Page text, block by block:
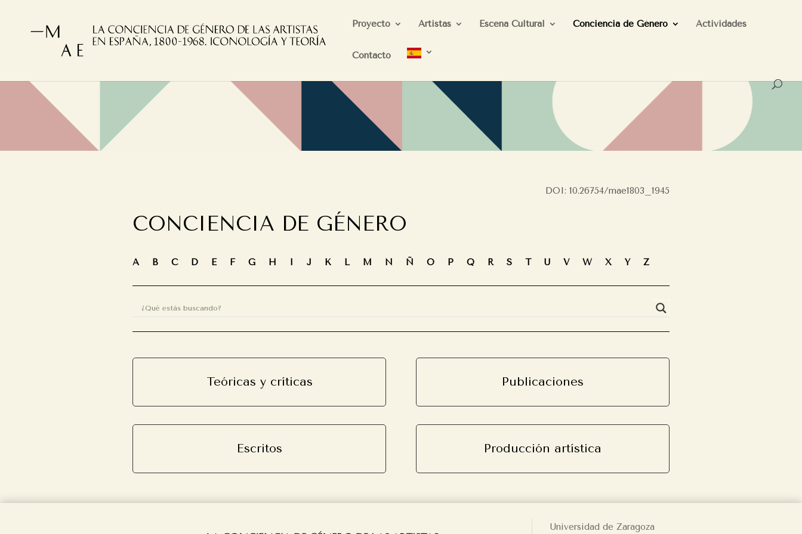
Proyecto Artistas Escena Cultural Conciencia de Género Actividades
Contacto
DOI: 10.26754/mae1803_1945
CONCIENCIA DE GÉNERO
A B C D E F G H J K L M N Ñ O P Q R S T U V W X Y Z
Teóricas y críticas Publicaciones
Escritos Producción artística
Universidad de Zaragoza